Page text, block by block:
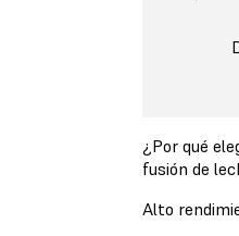
¿Por qué
fusión de
Alto